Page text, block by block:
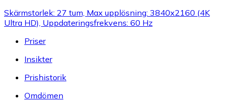
Skärmstorlek: 27 tum, Max upplösning: 3840x2160 (4K
Ultra HD), Uppdateringsfrekvens: 60 Hz
Priser
Insikter
Prishistorik
Omdömen